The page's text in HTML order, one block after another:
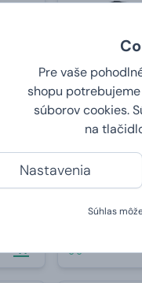
Pre vaše
shopu potrebujeme
súborov cookies.
na
Nastavenia
Súhlas
tep
Tričko s
99 €